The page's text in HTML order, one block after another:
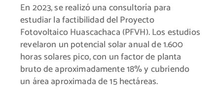
En 2023, se realizó una consultoría para
estudiar la factibilidad del Proyecto
Fotovoltaico Huascachaca (PFVH). Los estudios
revelaron un potencial solar anual de 1.600
horas solares pico, con un factor de planta
bruto de aproximadamente 18% y cubriendo
un área aproximada de 15 hectáreas.